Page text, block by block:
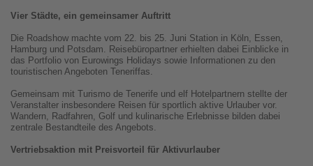
Vier Städte, ein gemeinsamer Auftritt
Die Roadshow machte vom 22. bis 25. Juni Station in Köln, Essen,
Hamburg und Potsdam. Reisebüropartner erhielten dabei Einblicke in
das Portfolio von Eurowings Holidays sowie Informationen zu den
touristischen Angeboten Teneriffas.
Gemeinsam mit Turismo de Tenerife und elf Hotelpartnern stellte der
Veranstalter insbesondere Reisen für sportlich aktive Urlauber vor.
Wandern, Radfahren, Golf und kulinarische Erlebnisse bilden dabei
zentrale Bestandteile des Angebots.
Vertriebsaktion mit Preisvorteil für Aktivurlauber